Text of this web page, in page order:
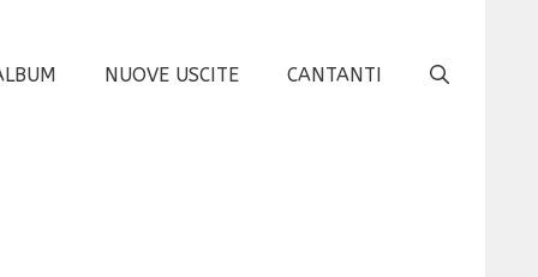
NUOVE USCITE CANTANTI